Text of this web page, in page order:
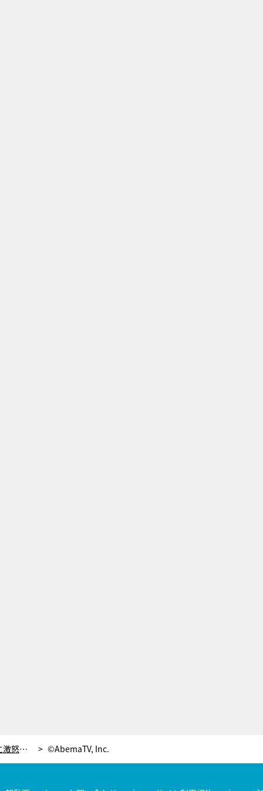
ヒコロヒー、さや香・新山の家族事情に激怒？「怒らないから言えって言ってんねん！」 ©AbemaTV, Inc.